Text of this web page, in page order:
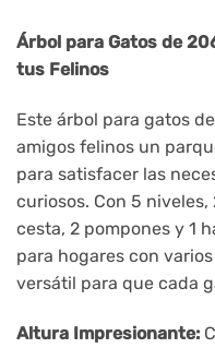
Árbol para Gatos de
tus Felinos
Este árbol para gatos
amigos felinos un
para satisfacer las
curiosos. Con 5 niveles,
cesta, 2 pompones y 1
para hogares con
versátil para que cada
Altura Impresionante: